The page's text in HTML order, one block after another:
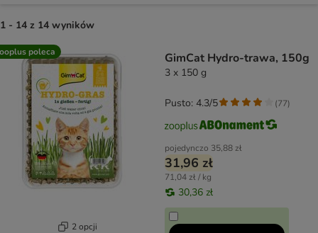
1 - 14 z 14 wyników
product items have been changed
poleca
2 opcji
GimCat Hydro-trawa, 150g
3 x 150 g
pojedynczo 35,88 zł
31,96 zł
71,04 zł / kg
30,36 zł
Pusto: 4.3/5 (77)